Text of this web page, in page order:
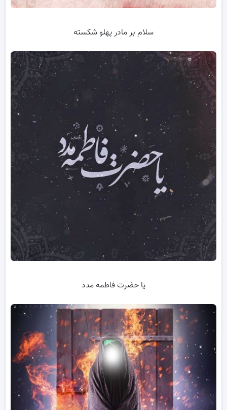
سلام بر مادر پهلو شکسته
یا حضرت فاطمه مدد